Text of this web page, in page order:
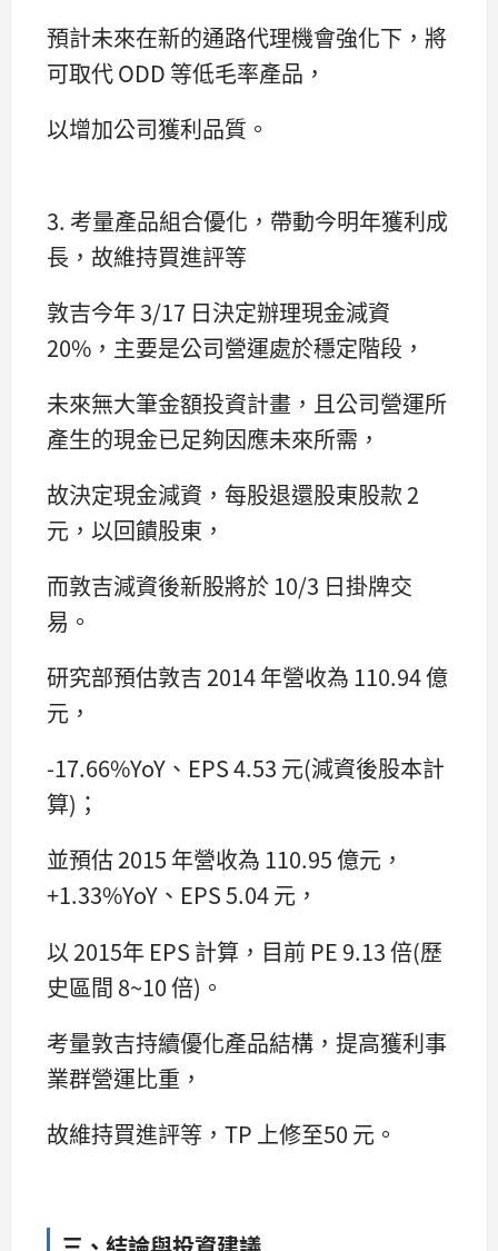
預計未來在新的通路代理機會強化下，將
可取代 ODD 等低毛率產品，
以增加公司獲利品質。
3. 考量產品組合優化，帶動今明年獲利成
長，故維持買進評等
敦吉今年 3/17 日決定辦理現金減資
20%，主要是公司營運處於穩定階段，
未來無大筆金額投資計畫，且公司營運所
產生的現金已足夠因應未來所需，
故決定現金減資，每股退還股東股款 2
元，以回饋股東，
而敦吉減資後新股將於 10/3 日掛牌交
易。
研究部預估敦吉 2014 年營收為 110.94 億
元，
-17.66%YoY、EPS 4.53 元(減資後股本計
算)；
並預估 2015 年營收為 110.95 億元，
+1.33%YoY、EPS 5.04 元，
以 2015年 EPS 計算，目前 PE 9.13 倍(歷
史區間 8~10 倍)。
考量敦吉持續優化產品結構，提高獲利事
業群營運比重，
故維持買進評等，TP 上修至50 元。